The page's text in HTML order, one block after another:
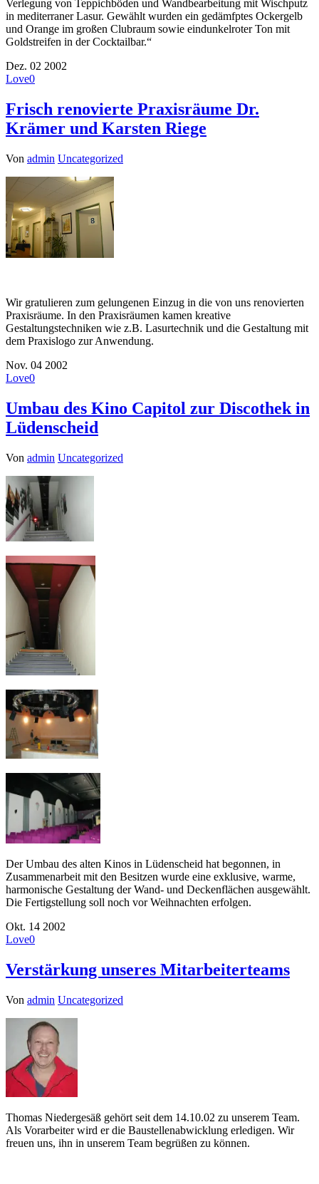
Verlegung von Teppichböden und Wandbearbeitung mit Wischputz
in mediterraner Lasur. Gewählt wurden ein gedämfptes Ockergelb
und Orange im großen Clubraum sowie eindunkelroter Ton mit
Goldstreifen in der Cocktailbar.“
Dez. 02 2002
Love0
Frisch renovierte Praxisräume Dr.
Krämer und Karsten Riege
Von admin Uncategorized
Wir gratulieren zum gelungenen Einzug in die von uns renovierten
Praxisräume. In den Praxisräumen kamen kreative
Gestaltungstechniken wie z.B. Lasurtechnik und die Gestaltung mit
dem Praxislogo zur Anwendung.
Nov. 04 2002
Love0
Umbau des Kino Capitol zur Discothek in
Lüdenscheid
Von admin Uncategorized
Der Umbau des alten Kinos in Lüdenscheid hat begonnen, in
Zusammenarbeit mit den Besitzen wurde eine exklusive, warme,
harmonische Gestaltung der Wand- und Deckenflächen ausgewählt.
Die Fertigstellung soll noch vor Weihnachten erfolgen.
Okt. 14 2002
Love0
Verstärkung unseres Mitarbeiterteams
Von admin Uncategorized
Thomas Niedergesäß gehört seit dem 14.10.02 zu unserem Team.
Als Vorarbeiter wird er die Baustellenabwicklung erledigen. Wir
freuen uns, ihn in unserem Team begrüßen zu können.